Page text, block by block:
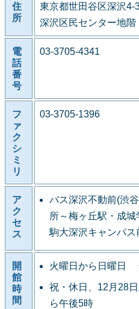
住
所
東京都世田谷区深沢4-
深沢区民センター地階
電
話
番
号
03-3705-4341
フ
ァ
ク
シ
ミ
リ
03-3705-1396
ア
ク
セ
ス
バス深沢不動前(渋
所～梅ヶ丘駅・成
駒大深沢キャンパ
開
館
時
間
火曜日から日曜日
祝・休日、12月28
ら午後5時